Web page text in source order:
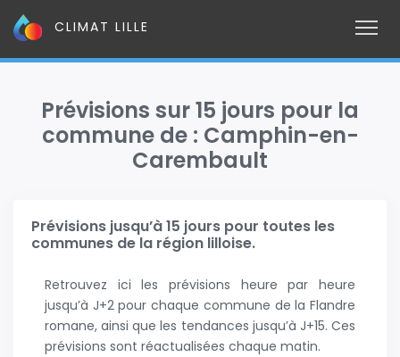
CLIMAT LILLE
Prévisions sur 15 jours pour la
commune de : Camphin-en-
Carembault
Prévisions jusqu’à 15 jours pour toutes les
communes de la région lilloise.
Retrouvez ici les prévisions heure par heure
jusqu’à J+2 pour chaque commune de la Flandre
romane, ainsi que les tendances jusqu’à J+15. Ces
prévisions sont réactualisées chaque matin.